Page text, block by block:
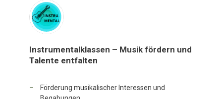
Instrumentalklassen – Musik fördern und
Talente entfalten
Förderung musikalischer Interessen und